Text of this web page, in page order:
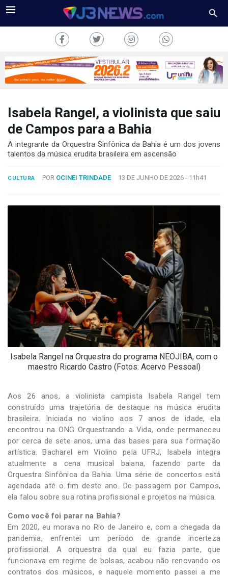
CONOSCO
Copyright
Tecnologia
Sistemas
Isabela Rangel, a violinista que saiu
de Campos para a Bahia
A integrante da Orquestra Sinfônica da Bahia é um dos jovens
talentos da música erudita brasileira em ascensão
CULTURA POR OCINEI TRINDADE 13 DE JUNHO DE 2026 - 11h41
Isabela Rangel na Orquestra do programa NEOJIBA, com o
maestro Ricardo Castro (Fotos: Acervo Pessoal)
Aos 26 anos, a violinista campista Isabela Rangel tem
construído uma trajetória de destaque na música erudita
brasileira. Iniciada no violino aos 7 anos de idade, ela
encontrou na ONG Orquestrando a Vida, onde permaneceu
por cerca de sete anos, uma das bases para sua formação
artística. Bacharel em Violino pela UFRJ, Isabela integra
atualmente a cena musical baiana, fazendo parte da
Orquestra Sinfônica da Bahia. Uma série de concertos está
agendada até o fim deste ano. De passagem por Campos,
ela falou sobre sua rotina profissional e projetos na música.
Como você foi parar na Bahia?
Em 2020, eu morava no Rio de Janeiro e, com a chegada da
pandemia, enfrentei um período de grande incerteza
profissional. A orquestra da qual eu fazia parte, que
funcionava em regime de bolsas, acabou não renovando os
contratos dos músicos, e naquele momento passei a me